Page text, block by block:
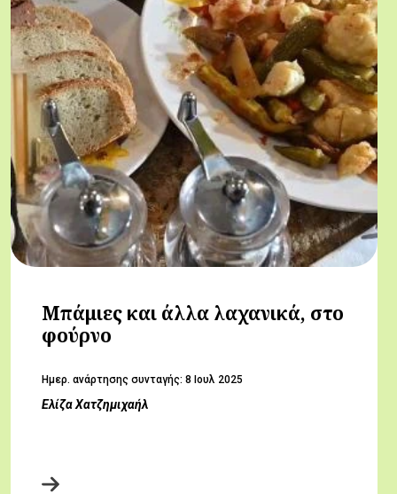
Μπάμιες και άλλα λαχανικά, στο
φούρνο
Hμερ. ανάρτησης συνταγής: 8 Ιουλ 2025
Ελίζα Χατζημιχαήλ